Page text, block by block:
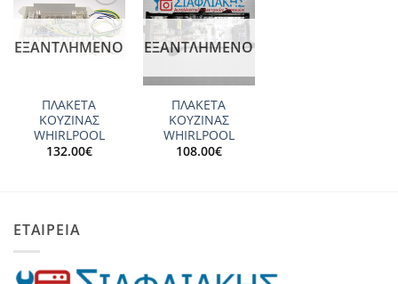
Add to
wishlist
ΕΞΑΝΤΛΗΜΈΝΟ
ΠΛΑΚΕΤΑ
ΚΟΥΖΙΝΑΣ
WHIRLPOOL
132.00€
Add to
wishlist
ΕΞΑΝΤΛΗΜΈΝΟ
ΠΛΑΚΕΤΑ
ΚΟΥΖΙΝΑΣ
WHIRLPOOL
108.00€
ΕΤΑΙΡΕΙΑ